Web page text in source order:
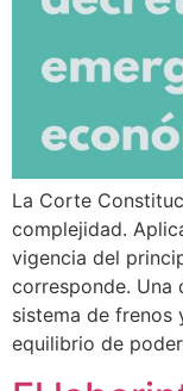
La Corte
complejidad.
vigencia del
corresponde. Una
sistema de frenos
equilibrio de